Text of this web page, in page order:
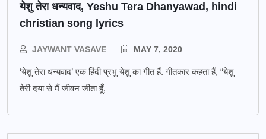
येशु तेरा धन्यवाद, Yeshu Tera Dhanyawad, hindi
christian song lyrics
JAYWANT VASAVE MAY 7, 2020
‘येशु तेरा धन्यवाद’ एक हिंदी प्रभु येशु का गीत हैं. गीतकार कहता हैं, “येशु
तेरी दया से मैं जीवन जीता हूँ,